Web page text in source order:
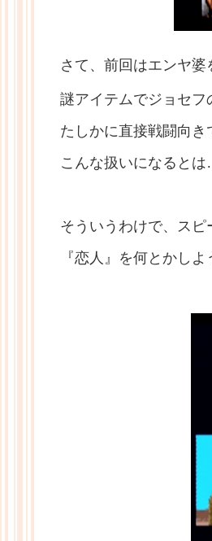
さて、前回はエンヤ
謎アイテムでジョセフ
たしかに直接戦闘向き
こんな扱いになると
そういうわけで、ス
『恋人』を何とかしよ